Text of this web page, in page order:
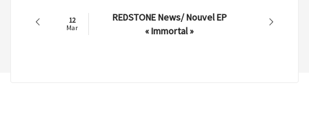
12
Mar
REDSTONE News/ Nouvel EP
« Immortal »